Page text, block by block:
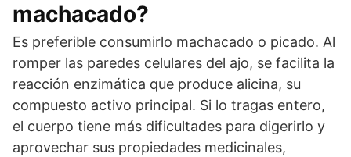
machacado?
Es preferible consumirlo machacado o picado. Al
romper las paredes celulares del ajo, se facilita la
reacción enzimática que produce alicina, su
compuesto activo principal. Si lo tragas entero,
el cuerpo tiene más dificultades para digerirlo y
aprovechar sus propiedades medicinales,